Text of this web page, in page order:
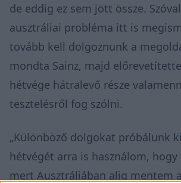
de eddig ez sem jött össze.
ausztráliai probléma itt is
tovább kell dolgoznunk a
mondta Sainz, majd
hétvége hátralevő része
tesztelésről fog szólni.
„Különböző dolgokat próbálunk
hétvégét arra is használom, hogy
mert Ausztráliában alig mentem